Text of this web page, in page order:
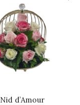
Nid d’Amour